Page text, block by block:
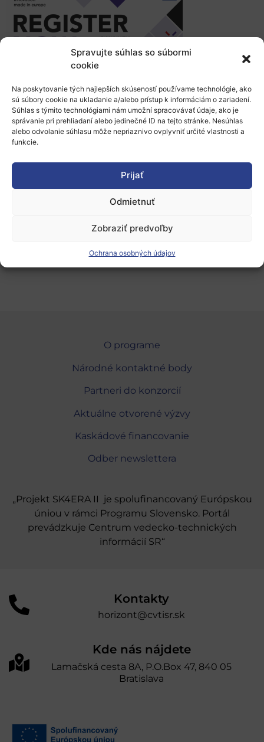
Spravujte súhlas so súbormi
cookie
Na poskytovanie tých najlepších skúseností používame technológie, ako
sú súbory cookie na ukladanie a/alebo prístup k informáciám o zariadení.
Súhlas s týmito technológiami nám umožní spracovávať údaje, ako je
správanie pri prehliadaní alebo jedinečné ID na tejto stránke. Nesúhlas
alebo odvolanie súhlasu môže nepriaznivo ovplyvniť určité vlastnosti a
funkcie.
Prijať
Odmietnuť
Zobraziť predvoľby
Ochrana osobných údajov
EIC Summit je hlavné európskepodujatie
prepájajúce deep-tech inovácie a politiku
Súčasťou budú workshopy, pitching sessions
a networking. 4. apríla budú prebiehať
diskusie o generatívnej AI a autonómnych
robotoch v rámci Pathfinder Challenges.
, 04. 03. 2025, top
Pridať do Google Calendar
O programe
Národné kontaktné body
Partneri do konzorcií
Aktuálne otvorené výzvy
Kaskádové financovanie
Odber newslettera
„Projekt SK4ERA II je spolufinancovaný Európskou
úniou v rámci Programu Slovensko. Portál
prevádzkuje Centrum vedecko-technických
informácií SR“
Kontakty
horizont@cvtisr.sk
Kde nás nájdete
Lamačská cesta 8A, P.O.Box 47, 840 05
Bratislava